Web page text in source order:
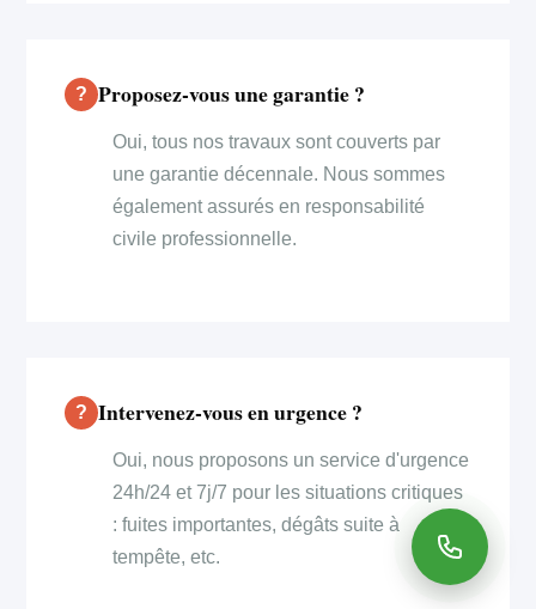
Proposez-vous une garantie ?
Oui, tous nos travaux sont couverts par
une garantie décennale. Nous sommes
également assurés en responsabilité
civile professionnelle.
Intervenez-vous en urgence ?
Oui, nous proposons un service d'urgence
24h/24 et 7j/7 pour les situations critiques
: fuites importantes, dégâts suite à
tempête, etc.